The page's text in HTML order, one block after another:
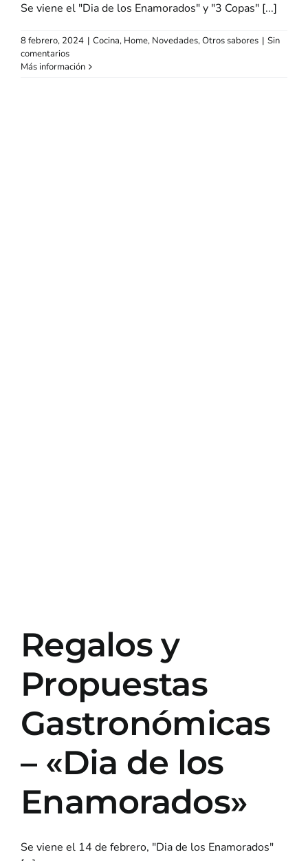
Se viene el "Dia de los Enamorados" y "3 Copas" [...]
8 febrero, 2024 | Cocina, Home, Novedades,Otros sabores | Sin
comentarios
Más información
Regalos y
Propuestas
Gastronómicas
– «Dia de los
Enamorados»
Se viene el 14 de febrero, "Dia de los Enamorados"